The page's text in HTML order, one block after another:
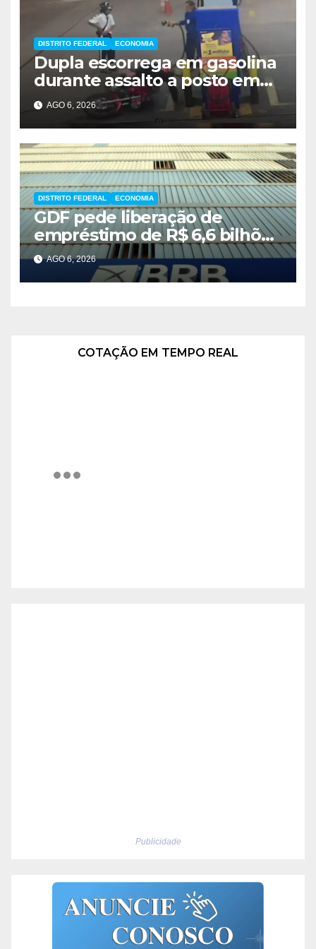
DISTRITO FEDERAL ECONOMIA
Dupla escorrega em gasolina
durante assalto a posto em
Ceilândia
AGO 6, 2026
DISTRITO FEDERAL ECONOMIA
GDF pede liberação de
empréstimo de R$ 6,6 bilhões
e critica inércia do FGC
AGO 6, 2026
COTAÇÃO EM TEMPO REAL
Publicidade